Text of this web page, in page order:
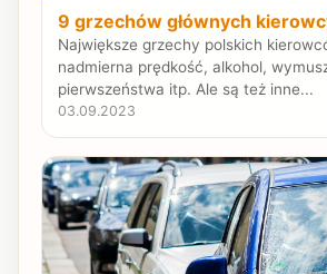
9 grzechów głównych
Największe grzechy polskich
nadmierna prędkość, alkohol,
pierwszeństwa itp. Ale są też inne...
03.09.2023